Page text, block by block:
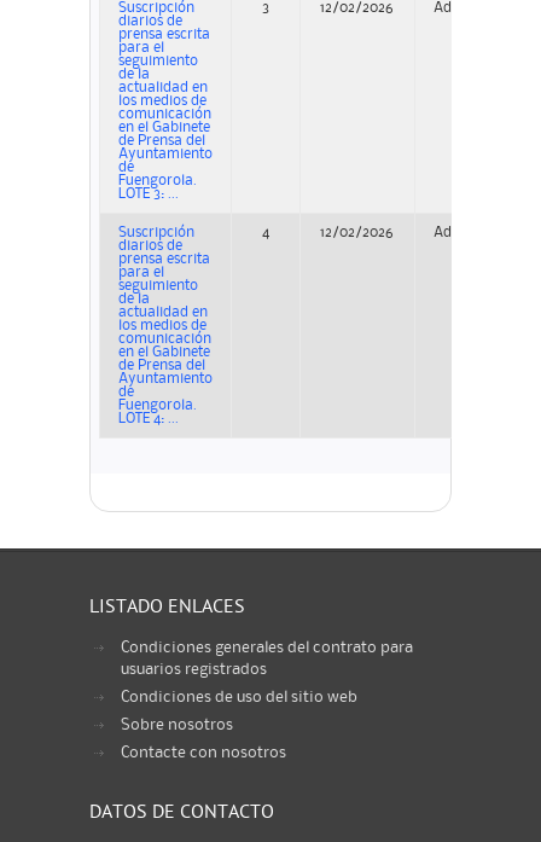
Suscripción
diarios de
prensa escrita
para el
seguimiento
de la
actualidad en
los medios de
comunicación
en el Gabinete
de Prensa del
Ayuntamiento
de
Fuengorola.
LOTE 3: ...
3 12/02/2026 Adjudicación
Suscripción
diarios de
prensa escrita
para el
seguimiento
de la
actualidad en
los medios de
comunicación
en el Gabinete
de Prensa del
Ayuntamiento
de
Fuengorola.
LOTE 4: ...
4 12/02/2026 Adjudicación
LISTADO ENLACES
Condiciones generales del contrato para
usuarios registrados
Condiciones de uso del sitio web
Sobre nosotros
Contacte con nosotros
DATOS DE CONTACTO